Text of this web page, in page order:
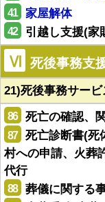
41 家屋解体
42 引越し支援(家
Ⅵ 死後事務支
21)死後事務サー
86 死亡の確認、
87
死亡診断書(死
村への申請、火葬
代行
88 葬儀に関する